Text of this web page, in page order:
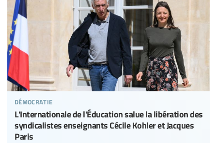
démocratie
L'Internationale de l'Éducation salue la libération des
syndicalistes enseignants Cécile Kohler et Jacques
Paris